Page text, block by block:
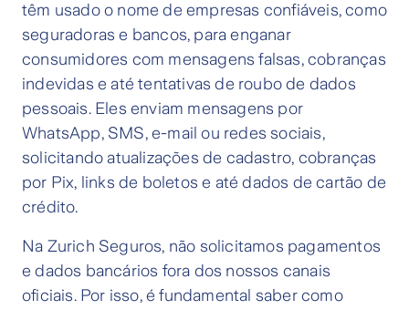
têm usado o nome de empresas confiáveis, como
seguradoras e bancos, para enganar
consumidores com mensagens falsas, cobranças
indevidas e até tentativas de roubo de dados
pessoais. Eles enviam mensagens por
WhatsApp, SMS, e-mail ou redes sociais,
solicitando atualizações de cadastro, cobranças
por Pix, links de boletos e até dados de cartão de
crédito.
Na Zurich Seguros, não solicitamos pagamentos
e dados bancários fora dos nossos canais
oficiais. Por isso, é fundamental saber como